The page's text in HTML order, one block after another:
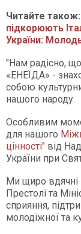
Читайте також:
підкорюють
України:
"Нам радісно,
«ЕНЕЇДА» -
собою
нашого народу.
Особливим
для нашого
цінності" від
України при
Ми щиро вдячні
Престолі та
сприяння,
молодіжної та